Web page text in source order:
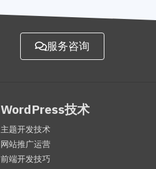
服务咨询
WordPress技术
主题开发技术
网站推广运营
前端开发技巧